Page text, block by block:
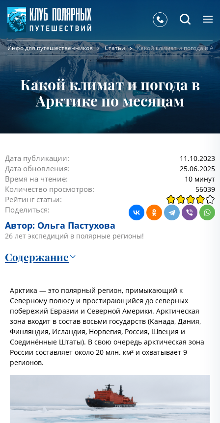
Инфо для путешественников Статьи Какой климат и погода в
Какой климат и погода в
Арктике по месяцам
Автор: Ольга Пастухова
26 лет экспедиций в полярные регионы!
Содержание
Дата публикации: 11.10.2023
Дата обновления: 25.06.2025
Время на чтение: 10 минут
Количество просмотров: 56039
Рейтинг статьи:
Поделиться:
Арктика — это полярный регион, примыкающий к
Северному полюсу и простирающийся до северных
побережий Евразии и Северной Америки. Арктическая
зона входит в состав восьми государств (Канада, Дания,
Финляндия, Исландия, Норвегия, Россия, Швеция и
Соединённые Штаты). В свою очередь арктическая зона
России составляет около 20 млн. км² и охватывает 9
регионов.